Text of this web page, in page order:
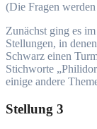
(Die Fragen
Zunächst ging es
Stellungen, in
Schwarz einen
Stichworte
einige andere
Stellung 3